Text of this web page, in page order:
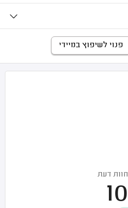
פנוי לשיפוץ במיידי
חוות דעת
10